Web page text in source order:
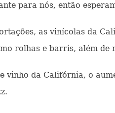
para nós, então
as vinícolas da
rolhas e barris, além de
vinho da Califórnia, o